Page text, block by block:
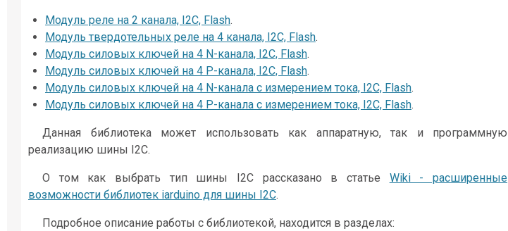
Модуль реле на 2 канала, I2C, Flash.
Модуль твердотельных реле на 4 канала, I2C, Flash.
Модуль силовых ключей на 4 N-канала, I2C, Flash.
Модуль силовых ключей на 4 P-канала, I2C, Flash.
Модуль силовых ключей на 4 N-канала с измерением тока, I2C, Flash.
Модуль силовых ключей на 4 P-канала с измерением тока, I2C, Flash.
Данная библиотека может использовать как аппаратную, так и программную
реализацию шины I2C.
О том как выбрать тип шины I2C рассказано в статье Wiki - расширенные
возможности библиотек iarduino для шины I2C.
Подробное описание работы с библиотекой, находится в разделах: